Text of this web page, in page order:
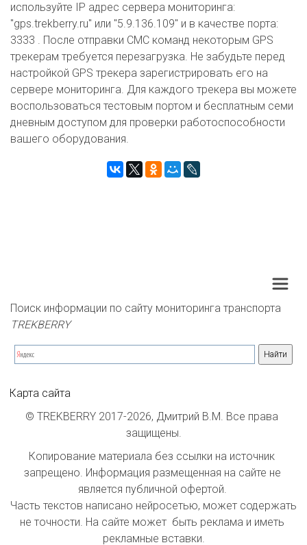
используйте IP адрес сервера мониторинга:
"gps.trekberry.ru" или "5.9.136.109" и в качестве порта:
3333 . После отправки СМС команд некоторым GPS
трекерам требуется перезагрузка. Не забудьте перед
настройкой GPS трекера зарегистрировать его на
сервере мониторинга. Для каждого трекера вы можете
воспользоваться тестовым портом и бесплатным семи
дневным доступом для проверки работоспособности
вашего оборудования.
Поиск информации по сайту мониторинга транспорта
TREKBERRY
Карта сайта
© TREKBERRY 2017-2026, Дмитрий В.М. Все права
защищены.
Копирование материала без ссылки на источник
запрещено. Информация размещенная на сайте не
является публичной офертой.
Часть текстов написано нейросетью, может содержать
не точности. На сайте может  быть реклама и иметь
рекламные вставки.